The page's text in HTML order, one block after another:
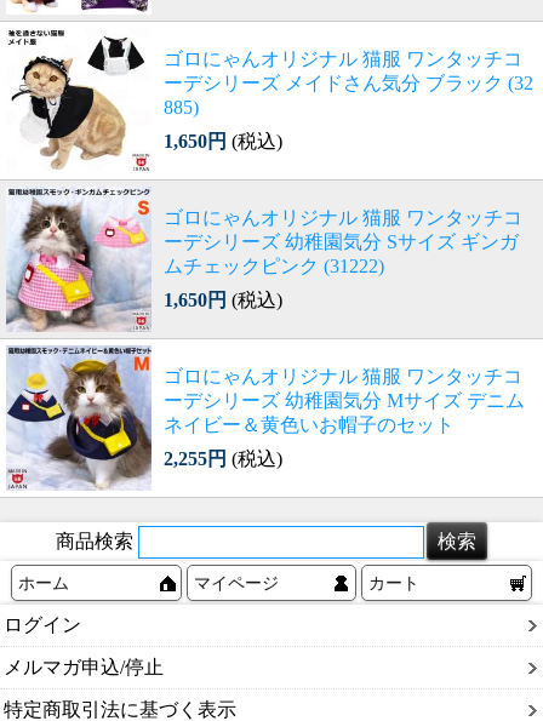
ゴロにゃんオリジナル 猫服 ワンタッチコ
ーデシリーズ メイドさん気分 ブラック (32
885)
1,650円 (税込)
ゴロにゃんオリジナル 猫服 ワンタッチコ
ーデシリーズ 幼稚園気分 Sサイズ ギンガ
ムチェックピンク (31222)
1,650円 (税込)
ゴロにゃんオリジナル 猫服 ワンタッチコ
ーデシリーズ 幼稚園気分 Mサイズ デニム
ネイビー＆黄色いお帽子のセット
2,255円 (税込)
商品検索
ホーム マイページ カート
ログイン
メルマガ申込/停止
特定商取引法に基づく表示